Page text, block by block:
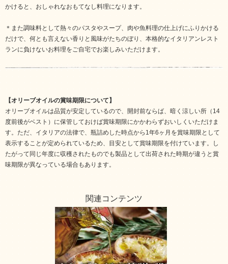
かけると、おしゃれなおもてなし料理になります。
＊また調味料として熱々のパスタやスープ、肉や魚料理の仕上げにふりかける
だけで、何とも言えない香りと風味がたちのぼり、本格的なイタリアンレスト
ランに負けないお料理をご自宅でお楽しみいただけます。
【オリーブオイルの賞味期限について】
オリーブオイルは品質が安定しているので、開封前ならば、暗く涼しい所（14
度前後がベスト）に保管しておけば賞味期限にかかわらずおいしくいただけま
す。ただ、イタリアの法律で、瓶詰めした時点から1年6ヶ月を賞味期限として
表示することが定められているため、目安として賞味期限を付けています。し
たがって同じ年度に収穫されたものでも製品として出荷された時期が違うと賞
味期限が異なっている場合もあります。
関連コンテンツ